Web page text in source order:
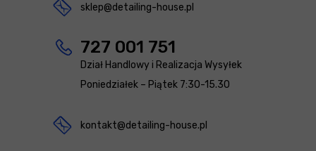
sklep@detailing-house.pl
727 001 751
Dział Handlowy i Realizacja Wysyłek
Poniedziałek – Piątek 7:30-15.30
kontakt@detailing-house.pl